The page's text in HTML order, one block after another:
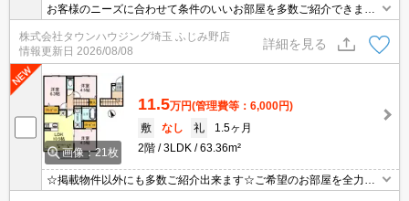
お客様のニーズに合わせて条件のいいお部屋を多数ご紹介できます♪
情報数No.1のタウンハウジングまで是非お問い合わせください！
株式会社タウンハウジング埼玉 ふじみ野店
情報更新日 2026/08/08
詳細を見る
画像：21枚
11.5万円(管理費等：6,000円)
敷
なし 礼
1.5ヶ月
2階
3LDK 63.36m²
☆掲載物件以外にも多数ご紹介出来ます☆ご希望のお部屋を全力で
お探しさせて頂きます♪